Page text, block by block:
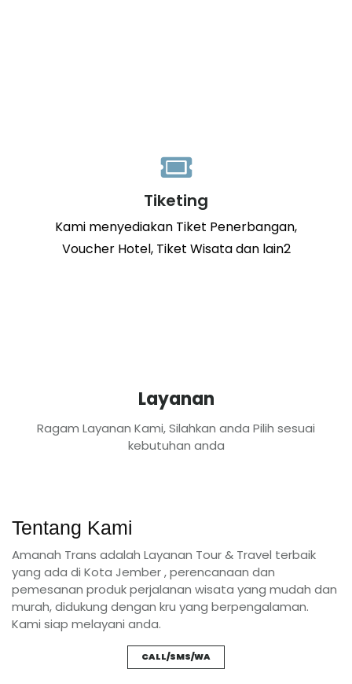
Tiketing
Kami menyediakan Tiket Penerbangan,
Voucher Hotel, Tiket Wisata dan lain2
Layanan
Ragam Layanan Kami, Silahkan anda Pilih sesuai
kebutuhan anda
Tentang Kami
Amanah Trans adalah Layanan Tour & Travel terbaik
yang ada di Kota Jember , perencanaan dan
pemesanan produk perjalanan wisata yang mudah dan
murah, didukung dengan kru yang berpengalaman.
Kami siap melayani anda.
CALL/SMS/WA